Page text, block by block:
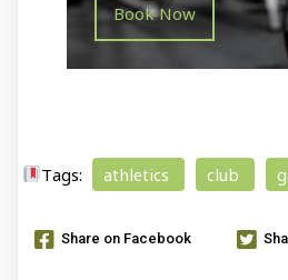
Book Now
Tags: athletics club
Share on Facebook